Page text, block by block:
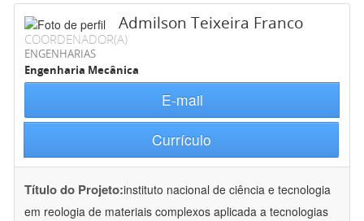
Admilson Teixeira Franco
COORDENADOR(A)
ENGENHARIAS
Engenharia Mecânica
E-mail
Currículo
Título do Projeto:instituto nacional de ciência e tecnologia
em reologia de materiais complexos aplicada a tecnologias